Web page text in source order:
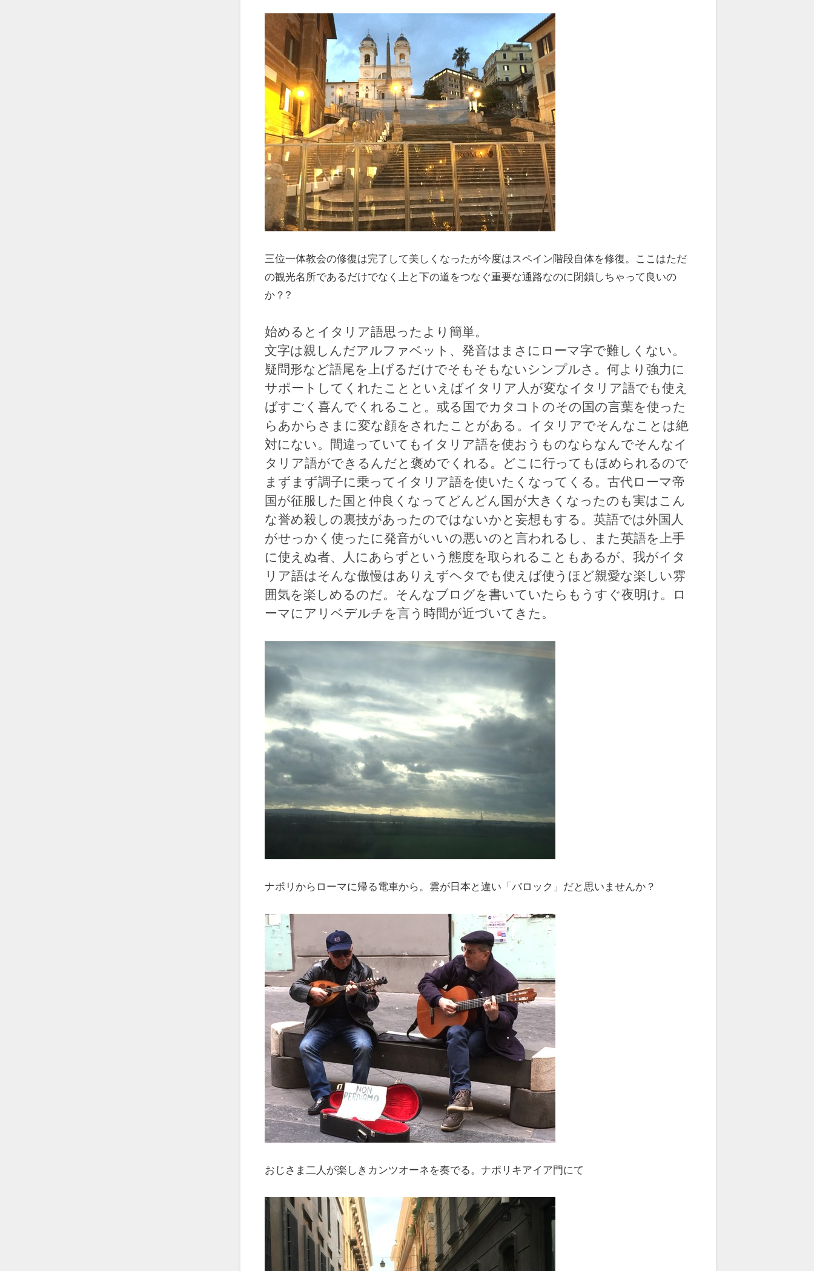
三位一体教会の修復は完了して美しくなったが今度はスペイン階段自体を修復。ここはただ
の観光名所であるだけでなく上と下の道をつなぐ重要な通路なのに閉鎖しちゃって良いの
か？?
始めるとイタリア語思ったより簡単。
文字は親しんだアルファベット、発音はまさにローマ字で難しくない。
疑問形など語尾を上げるだけでそもそもないシンプルさ。何より強力に
サポートしてくれたことといえばイタリア人が変なイタリア語でも使え
ばすごく喜んでくれること。或る国でカタコトのその国の言葉を使った
らあからさまに変な顔をされたことがある。イタリアでそんなことは絶
対にない。間違っていてもイタリア語を使おうものならなんでそんなイ
タリア語ができるんだと褒めでくれる。どこに行ってもほめられるので
まずまず調子に乗ってイタリア語を使いたくなってくる。古代ローマ帝
国が征服した国と仲良くなってどんどん国が大きくなったのも実はこん
な誉め殺しの裏技があったのではないかと妄想もする。英語では外国人
がせっかく使ったに発音がいいの悪いのと言われるし、また英語を上手
に使えぬ者、人にあらずという態度を取られることもあるが、我がイタ
リア語はそんな傲慢はありえずヘタでも使えば使うほど親愛な楽しい雰
囲気を楽しめるのだ。そんなブログを書いていたらもうすぐ夜明け。ロ
ーマにアリベデルチを言う時間が近づいてきた。
ナポリからローマに帰る電車から。雲が日本と違い「バロック」だと思いませんか？
おじさま二人が楽しきカンツオーネを奏でる。ナポリキアイア門にて